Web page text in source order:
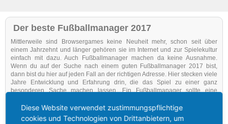
Der beste Fußballmanager 2017
Mittlerweile sind Browsergames keine Neuheit mehr, schon seit über
einem Jahrzehnt und länger gehören sie im Internet und zur Spielekultur
einfach mit dazu. Auch Fußballmanager machen da keine Ausnahme.
Wenn du auf der Suche nach einem guten Fußballmanager 2017 bist,
dann bist du hier auf jeden Fall an der richtigen Adresse. Hier stecken viele
Jahre Entwicklung und Erfahrung drin, die das Spiel zu einer ganz
besonderen Sache machen lassen. Ein Fußballmanager sollte eine
kommt. Das wirst du hier auf jeden Fall finden.
Heutzutage darf es aber schon etwas mehr sein als noch zu Zeiten der
Diese Website verwendet zustimmungspflichtige
cookies und Technologien von Drittanbietern, um